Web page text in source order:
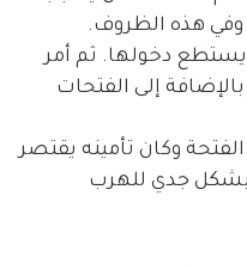
دخولها. ثم أمر
تكسير القسم العلوي من الجدار بما لا يزيد عن 25 سم بالإضافة إلى الفتحات
وكان تأمينه يقتصر
بشكل جدي للهرب